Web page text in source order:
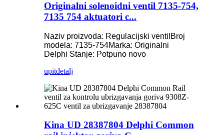
Originalni solenoidni ventil 7135-754,
7135 754 aktuatori c...
Naziv proizvoda: Regulacijski ventil Broj
modela: 7135-754Marka: Originalni
Delphi Stanje: Potpuno novo
upitdetalj
Kina UD 28387804 Delphi Common